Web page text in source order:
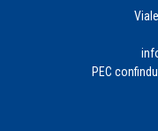
PEC